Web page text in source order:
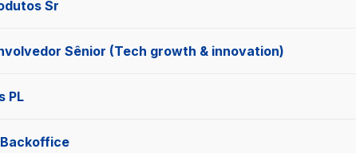
Sr
Sênior (Tech growth & innovation)
PL